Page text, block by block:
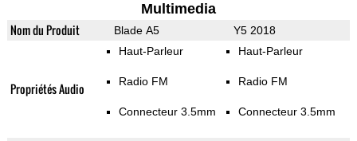
Multimedia
Nom du Produit Blade A5 Y5 2018
Propriétés Audio
Haut-Parleur
Radio FM
Connecteur 3.5mm
Haut-Parleur
Radio FM
Connecteur 3.5mm